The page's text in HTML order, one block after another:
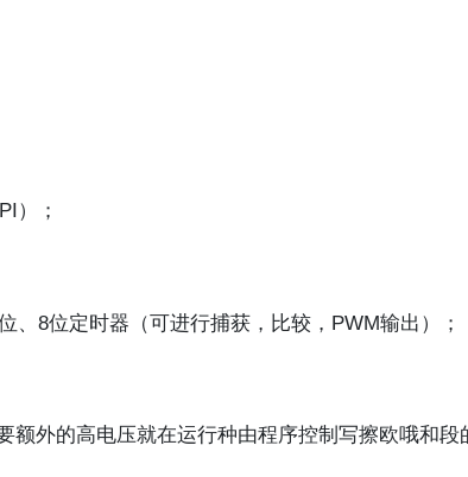
）；
、8位定时器（可进行捕获，比较，PWM输出）；
额外的高电压就在运行种由程序控制写擦欧哦和段